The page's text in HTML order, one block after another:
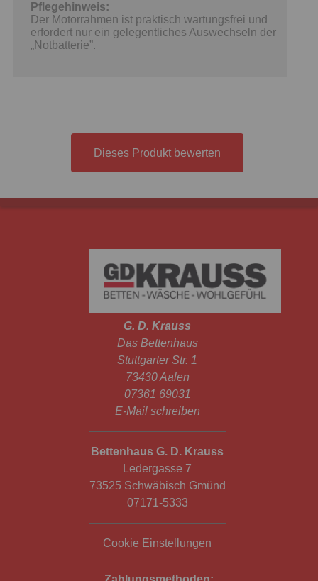
Pflegehinweis:
Der Motorrahmen ist praktisch wartungsfrei und
erfordert nur ein gelegentliches Auswechseln der
„Notbatterie”.
Dieses Produkt bewerten
G. D. Krauss
Das Bettenhaus
Stuttgarter Str. 1
73430 Aalen
07361 69031
E-Mail schreiben
Bettenhaus G. D. Krauss
Ledergasse 7
73525 Schwäbisch Gmünd
07171-5333
Cookie Einstellungen